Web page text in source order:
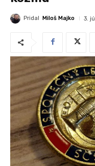
Pridal Miloš Majko 3.